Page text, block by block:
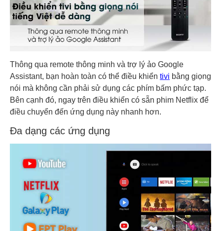
Thông qua remote thông minh và trợ lý ảo Google
Assistant, bạn hoàn toàn có thể điều khiển tivi bằng giọng
nói mà không cần phải sử dụng các phím bấm phức tạp.
Bên cạnh đó, ngay trên điều khiển có sẵn phim Netflix để
điều chuyển đến ứng dụng này nhanh hơn.
Đa dạng các ứng dụng